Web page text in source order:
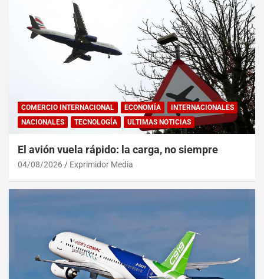
COMERCIO INTERNACIONAL ECONOMÍA
INTERNACIONALES
NACIONALES
TECNOLOGÍA ULTIMAS NOTICIAS
El avión vuela rápido: la carga, no siempre
04/08/2026 Exprimidor Media